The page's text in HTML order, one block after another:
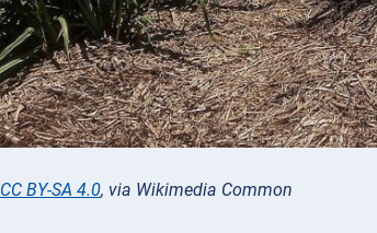
CC BY-SA 4.0, via Wikimedia Common